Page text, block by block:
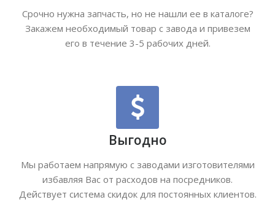
Срочно нужна запчасть, но не нашли ее в каталоге?
Закажем необходимый товар с завода и привезем
его в течение 3-5 рабочих дней.
Выгодно
Мы работаем напрямую с заводами изготовителями
избавляя Вас от расходов на посредников.
Действует система скидок для постоянных клиентов.